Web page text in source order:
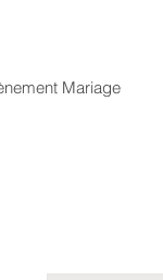
Mariage